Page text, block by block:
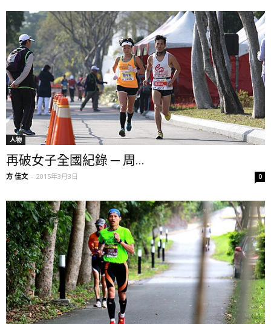
人物
再破女子全國紀錄 ─ 周...
方 佳文 - 2015年3月3日 0